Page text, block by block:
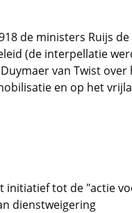
de ministers Ruijs
(de interpellatie
van Twist
en op het
initiatief tot de "actie
dienstweigering